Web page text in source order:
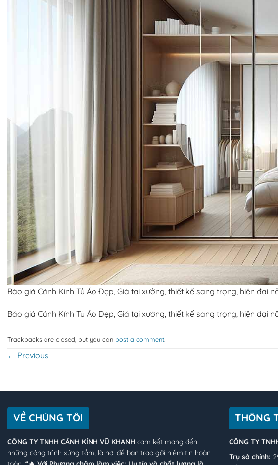
Báo giá Cánh Kính Tủ Áo Đẹp, Giá tại xưởng, thiết kế sang trọng, hiện đại
Báo giá Cánh Kính Tủ Áo Đẹp, Giá tại xưởng, thiết kế sang trọng, hiện đại
Trackbacks are closed, but you can post a comment.
← Previous
VỀ CHÚNG TÔI
CÔNG TY TNHH CÁNH KÍNH VŨ KHANH cam kết mang đến
những công trình xứng tầm, là nơi để bạn trao gởi niềm tin hoàn
THÔNG
CÔNG TY
Trụ sở chính: